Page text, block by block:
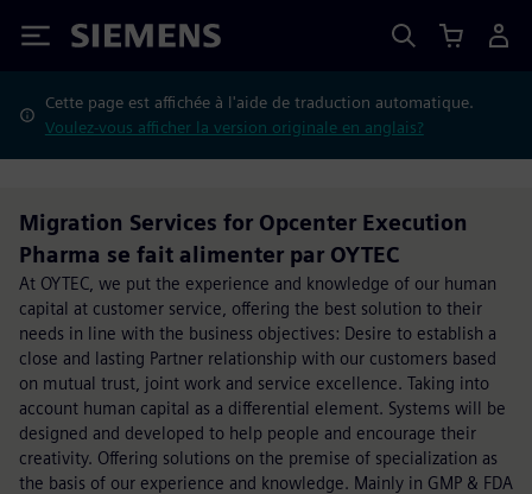
Siemens
Cette page est affichée à l'aide de traduction automatique.
Voulez-vous afficher la version originale en anglais?
Migration Services for Opcenter Execution
Pharma se fait alimenter par OYTEC
At OYTEC, we put the experience and knowledge of our human
capital at customer service, offering the best solution to their
needs in line with the business objectives: Desire to establish a
close and lasting Partner relationship with our customers based
on mutual trust, joint work and service excellence. Taking into
account human capital as a differential element. Systems will be
designed and developed to help people and encourage their
creativity. Offering solutions on the premise of specialization as
the basis of our experience and knowledge. Mainly in GMP & FDA